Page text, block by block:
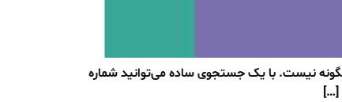
نیست. با یک جستجوی ساده می‌توانید شماره
[…]